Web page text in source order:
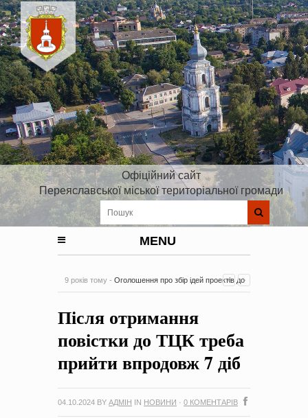
Офіційний сайт
Переяславської міської територіальної громади
MENU
9 років тому - Оголошення про збір ідей проектів до
на період 2018 – 2020 роки Оголошення про збір ідей
0 Коментарів
Після отримання
повістки до ТЦК треба
прийти впродовж 7 діб
04.10.2024 BY АДМІН IN НОВИНИ · 0 КОМЕНТАРІВ